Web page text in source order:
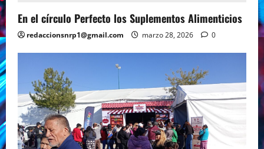
En el círculo Perfecto los Suplementos Alimenticios
redaccionsnrp1@gmail.com marzo 28, 2026 0